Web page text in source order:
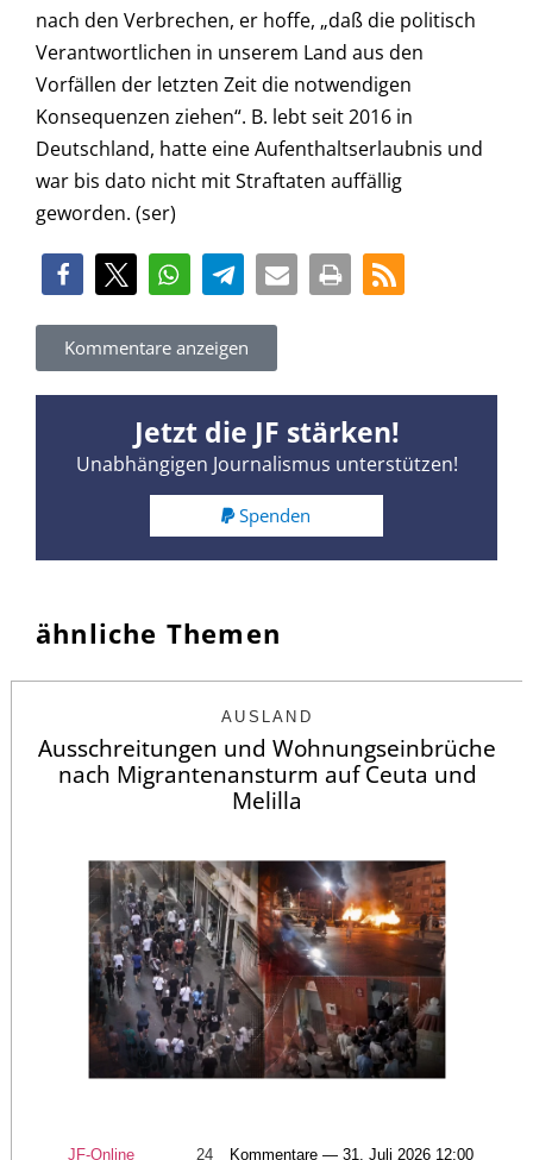
nach den Verbrechen, er hoffe, „daß die politisch
Verantwortlichen in unserem Land aus den
Vorfällen der letzten Zeit die notwendigen
Konsequenzen ziehen“. B. lebt seit 2016 in
Deutschland, hatte eine Aufenthaltserlaubnis und
war bis dato nicht mit Straftaten auffällig
geworden. (ser)
Kommentare anzeigen
Jetzt die JF stärken!
Unabhängigen Journalismus unterstützen!
Spenden
ähnliche Themen
AUSLAND
Ausschreitungen und Wohnungseinbrüche
nach Migrantenansturm auf Ceuta und
Melilla
JF-Online 24 Kommentare — 31. Juli 2026 12:00